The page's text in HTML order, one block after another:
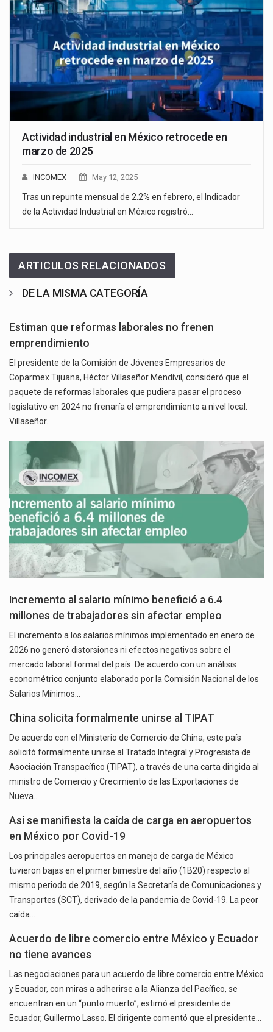
Actividad industrial en México retrocede en
marzo de 2025
INCOMEX May 12, 2025
Tras un repunte mensual de 2.2% en febrero, el Indicador
de la Actividad Industrial en México registró…
ARTICULOS RELACIONADOS
DE LA MISMA CATEGORÍA
Estiman que reformas laborales no frenen
emprendimiento
El presidente de la Comisión de Jóvenes Empresarios de
Coparmex Tijuana, Héctor Villaseñor Mendívil, consideró que el
paquete de reformas laborales que pudiera pasar el proceso
legislativo en 2024 no frenaría el emprendimiento a nivel local.
Villaseñor…
Incremento al salario mínimo benefició a 6.4
millones de trabajadores sin afectar empleo
El incremento a los salarios mínimos implementado en enero de
2026 no generó distorsiones ni efectos negativos sobre el
mercado laboral formal del país. De acuerdo con un análisis
econométrico conjunto elaborado por la Comisión Nacional de los
Salarios Mínimos…
China solicita formalmente unirse al TIPAT
De acuerdo con el Ministerio de Comercio de China, este país
solicitó formalmente unirse al Tratado Integral y Progresista de
Asociación Transpacífico (TIPAT), a través de una carta dirigida al
ministro de Comercio y Crecimiento de las Exportaciones de
Nueva…
Así se manifiesta la caída de carga en aeropuertos
en México por Covid-19
Los principales aeropuertos en manejo de carga de México
tuvieron bajas en el primer bimestre del año (1B20) respecto al
mismo periodo de 2019, según la Secretaría de Comunicaciones y
Transportes (SCT), derivado de la pandemia de Covid-19. La peor
caída…
Acuerdo de libre comercio entre México y Ecuador
no tiene avances
Las negociaciones para un acuerdo de libre comercio entre México
y Ecuador, con miras a adherirse a la Alianza del Pacífico, se
encuentran en un “punto muerto”, estimó el presidente de
Ecuador, Guillermo Lasso. El dirigente comentó que el presidente…